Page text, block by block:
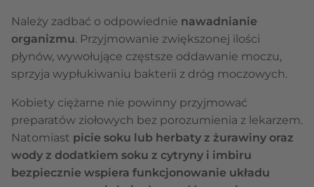
Należy zadbać o odpowiednie nawadnianie
organizmu. Przyjmowanie zwiększonej ilości
płynów, wywołujące częstsze oddawanie moczu,
sprzyja wypłukiwaniu bakterii z dróg moczowych.
Kobiety ciężarne nie powinny przyjmować
preparatów ziołowych bez porozumienia z lekarzem.
Natomiast picie soku lub herbaty z żurawiny oraz
wody z dodatkiem soku z cytryny i imbiru
bezpiecznie wspiera funkcjonowanie układu